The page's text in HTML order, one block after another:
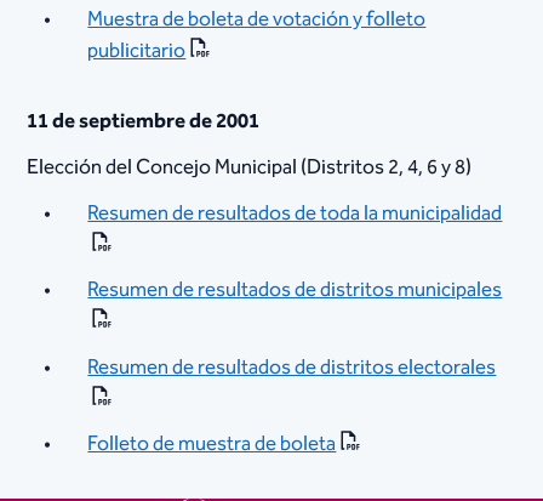
Muestra de boleta de votación y folleto
publicitario
11 de septiembre de 2001
​Elección del Concejo Municipal (Distritos 2, 4, 6 y 8)
Resumen de resultados de toda la municipalidad
Resumen de resultados de distritos municipales
Resumen de resultados de distritos electorales​
Folleto de muestra de boleta